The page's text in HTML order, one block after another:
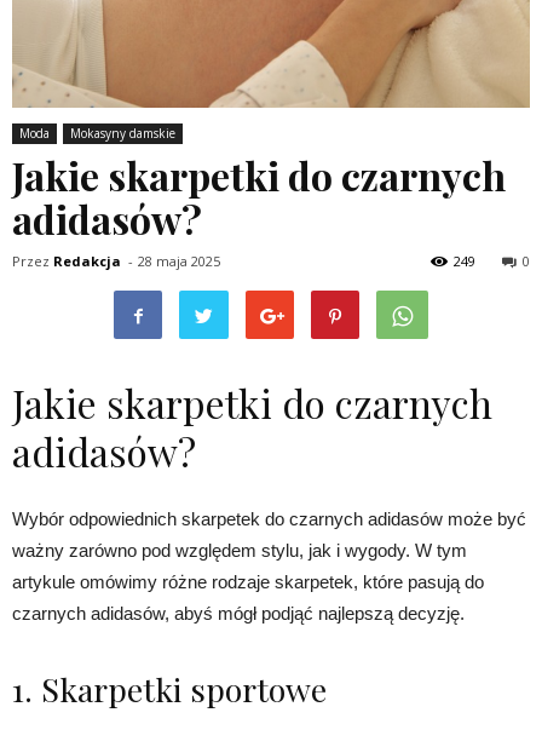
Moda Mokasyny damskie
Jakie skarpetki do czarnych
adidasów?
Przez Redakcja - 28 maja 2025 0
249
Jakie skarpetki do czarnych
adidasów?
Wybór odpowiednich skarpetek do czarnych adidasów może być
ważny zarówno pod względem stylu, jak i wygody. W tym
artykule omówimy różne rodzaje skarpetek, które pasują do
czarnych adidasów, abyś mógł podjąć najlepszą decyzję.
1. Skarpetki sportowe